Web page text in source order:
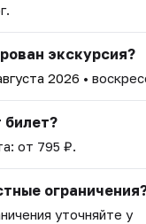
экскурсия?
2026 •
билет?
от 795 ₽.
уточняйте у